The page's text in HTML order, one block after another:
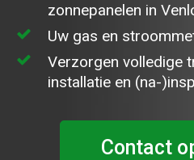
zonnepanelen in
Uw gas en
Verzorgen volledige
installatie en (na-
Contact